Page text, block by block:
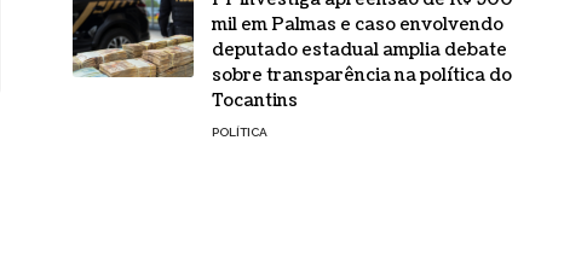
mil em Palmas e caso envolvendo
deputado estadual amplia debate
sobre transparência na política do
Tocantins
POLÍTICA